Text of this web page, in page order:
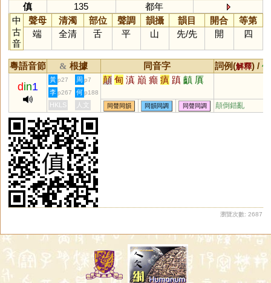
傎
135
都年
中
古
音
聲母 清濁 部位 聲調 韻攝 韻目 開合
等第
端
全清 舌 平 山 先/先 開 四
粵語音節 & 根據 同音字 詞例(解釋) /
din1
黃 p27 周 p7 顛 甸 滇 巔 癲 瘨 蹎 齻 厧
李 p267 何 p188
HKLS 人文 同聲同韻 同韻同調 同聲同調 顛倒錯亂
瀏覽次數: 2687